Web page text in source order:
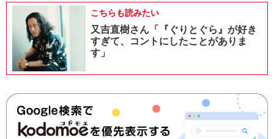
こちらも読みたい
又吉直樹さん「『ぐりとぐら』が好き
すぎて、コントにしたことがありま
す」